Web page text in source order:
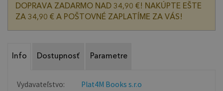
DOPRAVA ZADARMO NAD 34,90 €! NAKÚPTE EŠTE
ZA 34,90 € A POŠTOVNÉ ZAPLATÍME ZA VÁS!
Info Dostupnosť Parametre
Vydavateľstvo:
Plat4M Books s.r.o